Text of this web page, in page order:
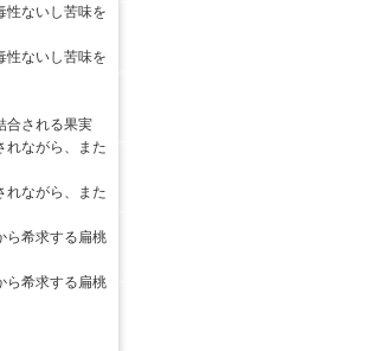
ないし苦味を
ないし苦味を
される果実
ながら、また
ながら、また
希求する扁桃
希求する扁桃